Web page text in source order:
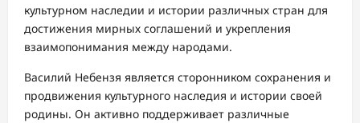
культурном наследии и истории различных стран для
достижения мирных соглашений и укрепления
взаимопонимания между народами.
Василий Небензя является сторонником сохранения и
продвижения культурного наследия и истории своей
родины. Он активно поддерживает различные